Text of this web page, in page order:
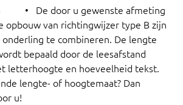
• De door u gewenste afmeting
opbouw van richtingwijzer type B zijn
te combineren. De lengte
bepaald door de leesafstand
letterhoogte en hoeveelheid tekst.
lengte- of hoogtemaat? Dan
u!